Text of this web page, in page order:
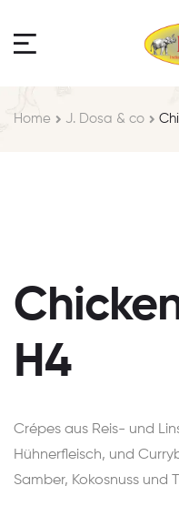
Home J. Dosa & co
H4
Crépes aus Reis- und
Hühnerfleisch, und
Samber, Kokosnuss und